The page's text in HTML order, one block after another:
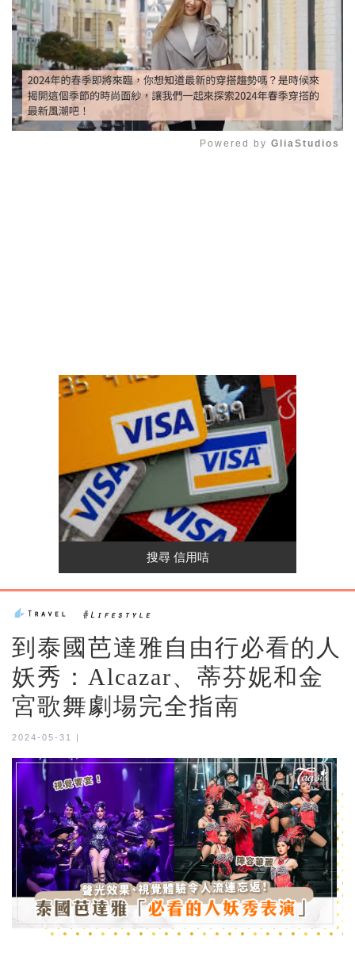
Powered by GliaStudios
到泰國芭達雅自由行必看的人
妖秀：Alcazar、蒂芬妮和金
宮歌舞劇場完全指南
2024-05-31 |